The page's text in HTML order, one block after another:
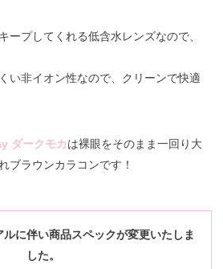
ープしてくれる低含水レンズなので、
い非イオン性なので、クリーンで快適
ダークモカは裸眼をそのまま一回り大
ブラウンカラコンです！
に伴い商品スペックが変更いたしま
した。